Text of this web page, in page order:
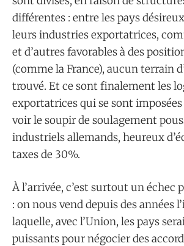
différentes : entre les pays
leurs industries exportatrices,
et d’autres favorables à des
(comme la France), aucun terrain
trouvé. Et ce sont finalement les
exportatrices qui se sont imposées
voir le soupir de soulagement
industriels allemands, heureux
taxes de 30%.
À l’arrivée, c’est surtout un échec
: on nous vend depuis des années
laquelle, avec l’Union, les pays
puissants pour négocier des